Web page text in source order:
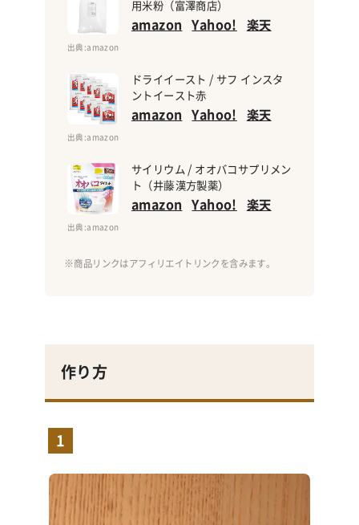
用米粉（富澤商店）
amazon Yahoo! 楽天
出典 :amazon
ドライイースト / サフ インスタ
ントイースト赤
amazon Yahoo! 楽天
出典 :amazon
サイリウム / オオバコサプリメン
ト（井藤漢方製薬）
amazon Yahoo! 楽天
出典 :amazon
作り方
1